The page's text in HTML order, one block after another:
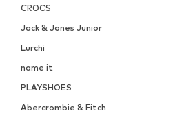
CROCS
Jack & Jones Junior
Lurchi
name it
PLAYSHOES
Abercrombie & Fitch